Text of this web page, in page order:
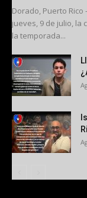
Dorado, Puerto Rico
jueves, 9 de julio, la
la temporada...